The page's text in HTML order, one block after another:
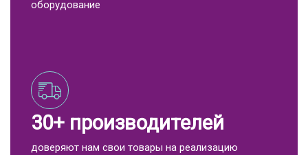
оборудование
30+ производителей
доверяют нам свои товары на реализацию